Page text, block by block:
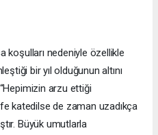
koşulları nedeniyle özellikle
bir yıl olduğunun altını
arzu ettiği
katedilse de zaman uzadıkça
Büyük umutlarla